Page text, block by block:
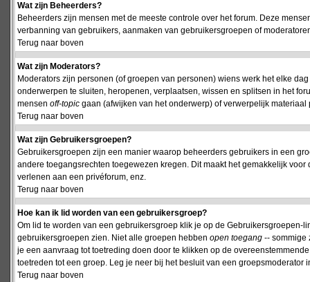
Wat zijn Beheerders?
Beheerders zijn mensen met de meeste controle over het forum. Deze
verbanning van gebruikers, aanmaken van gebruikersgroepen of
Terug naar boven
Wat zijn Moderators?
Moderators zijn personen (of groepen van personen) wiens werk het elke
onderwerpen te sluiten, heropenen, verplaatsen, wissen en splitsen in het
mensen off-topic gaan (afwijken van het onderwerp) of verwerpelijk materiaal
Terug naar boven
Wat zijn Gebruikersgroepen?
Gebruikersgroepen zijn een manier waarop beheerders gebruikers in een
andere toegangsrechten toegewezen kregen. Dit maakt het gemakkelijk
verlenen aan een privéforum, enz.
Terug naar boven
Hoe kan ik lid worden van een gebruikersgroep?
Om lid te worden van een gebruikersgroep klik je op de
gebruikersgroepen zien. Niet alle groepen hebben open toegang -- sommige
je een aanvraag tot toetreding doen door te klikken op de
toetreden tot een groep. Leg je neer bij het besluit van een
Terug naar boven